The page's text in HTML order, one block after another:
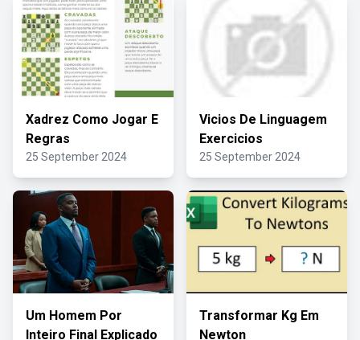
Xadrez Como Jogar E
Regras
25 September 2024
Vicios De Linguagem
Exercicios
25 September 2024
Um Homem Por
Inteiro Final Explicado
Transformar Kg Em
Newton